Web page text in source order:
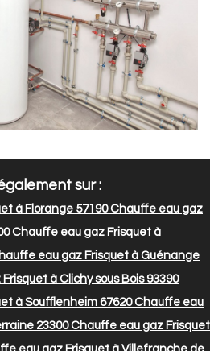
sur :
à Florange 57190Chauffe eau gaz
Chauffe eau gaz Frisquet à
eau gaz Frisquet à Guénange
à Clichy sous Bois 93390
à Soufflenheim 67620Chauffe eau
23300Chauffe eau gaz Frisquet